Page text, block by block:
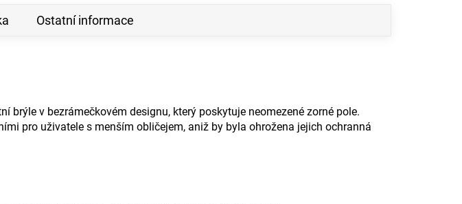
Ostatní informace
brýle v bezrámečkovém designu, který poskytuje neomezené zorné pole.
pro uživatele s menším obličejem, aniž by byla ohrožena jejich ochranná